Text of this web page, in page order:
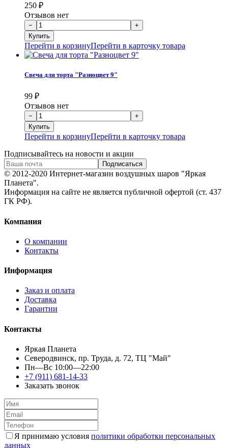
250 ₽
Отзывов нет
Перейти в корзинуПерейти в карточку товара
Свеча для торта "Разноцвет 9"
99 ₽
Отзывов нет
Перейти в корзинуПерейти в карточку товара
Подписывайтесь на новости и акции
© 2012-2020 Интернет-магазин воздушных шаров "Яркая
Планета".
Информация на сайте не является публичной офертой (ст. 437
ГК РФ).
Компания
О компании
Контакты
Информация
Заказ и оплата
Доставка
Гарантии
Контакты
Яркая Планета
Северодвинск, пр. Труда, д. 72, ТЦ "Май"
Пн—Вс 10:00—22:00
+7 (911) 681-14-33
Заказать звонок
Я принимаю условия политики обработки персональных
данных